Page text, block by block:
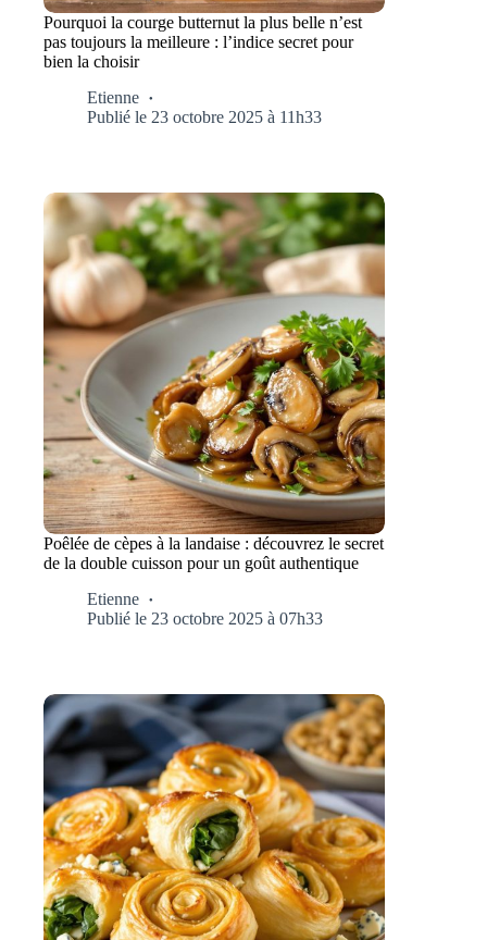
Pourquoi la courge butternut la plus belle n’est
pas toujours la meilleure : l’indice secret pour
bien la choisir
Etienne
Publié le 23 octobre 2025 à 11h33
Poêlée de cèpes à la landaise : découvrez le secret
de la double cuisson pour un goût authentique
Etienne
Publié le 23 octobre 2025 à 07h33